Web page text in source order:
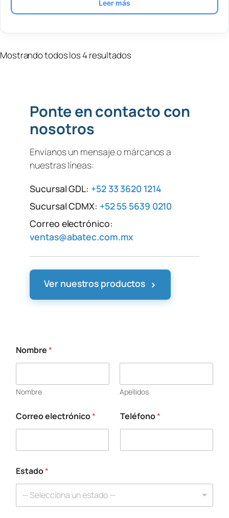
Leer más
Mostrando todos los 4 resultados
Ponte en contacto con
nosotros
Envíanos un mensaje o márcanos a
nuestras líneas:
Sucursal GDL: +52 33 3620 1214
Sucursal CDMX: +52 55 5639 0210
Correo electrónico:
ventas@abatec.com.mx
Ver nuestros productos ›
Nombre*
Nombre Apellidos
Correo electrónico* Teléfono*
Estado*
— Selecciona un estado —